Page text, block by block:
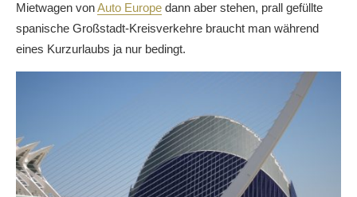
Mietwagen vonAuto Europe dann aber stehen, prall gefüllte
spanische Großstadt-Kreisverkehre braucht man während
eines Kurzurlaubs ja nur bedingt.